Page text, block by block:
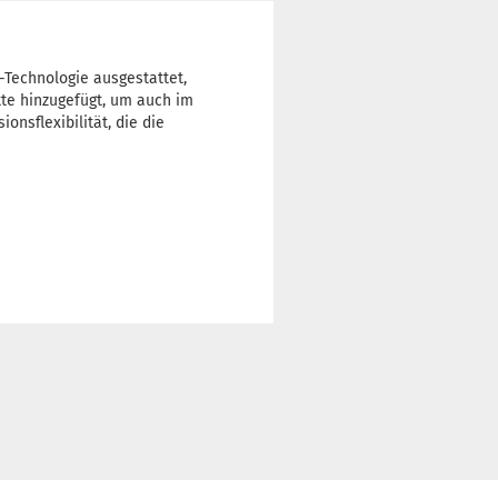
ausgestattet,
hinzugefügt, um auch im
die die